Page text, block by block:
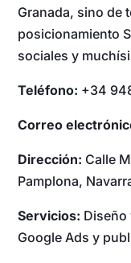
Granada, sino de
posicionamiento
sociales y
Teléfono: +34
Correo
Dirección: Calle
Pamplona,
Servicios: Diseño
Google Ads y